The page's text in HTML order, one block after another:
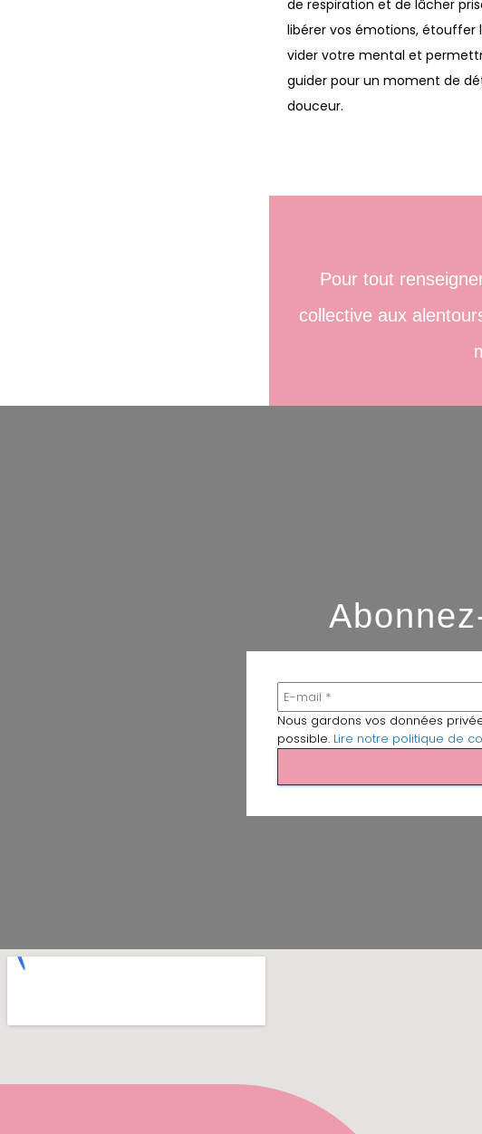
de respiration et de lâcher
libérer vos émotions, étouffer
vider votre mental et
guider pour un moment de
douceur.
Pour tout
collective aux
Nous gardons vos données
possible. Lire notre politique de